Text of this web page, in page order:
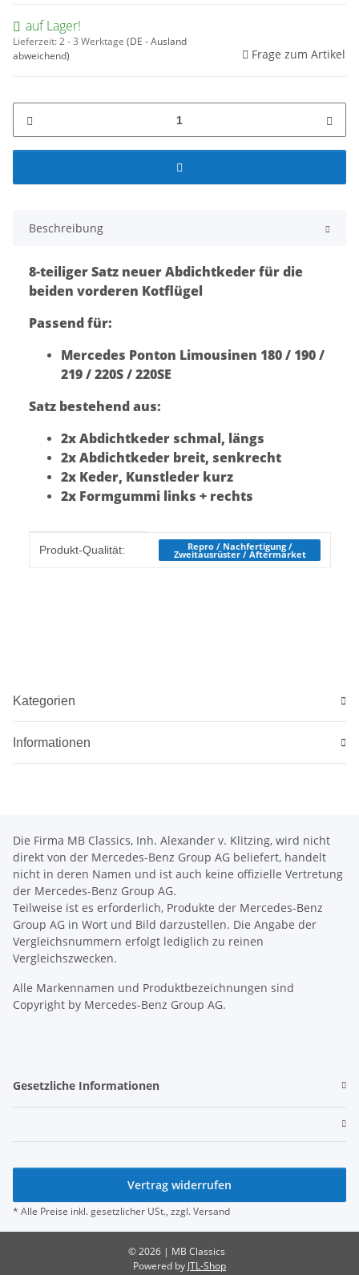
auf Lager!
Lieferzeit:2 - 3 Werktage (DE - Ausland
abweichend)
Frage zum Artikel
Beschreibung
8-teiliger Satz neuer Abdichtkeder für die
beiden vorderen Kotflügel
Passend für:
Mercedes Ponton Limousinen 180 / 190 /
219 / 220S / 220SE
Satz bestehend aus:
2x Abdichtkeder schmal, längs
2x Abdichtkeder breit, senkrecht
2x Keder, Kunstleder kurz
2x Formgummi links + rechts
Produkteigenschaft
Wert
Produkt-Qualität: Repro / Nachfertigung /
Zweitausrüster / Aftermarket
Kategorien
Informationen
Die Firma MB Classics, Inh. Alexander v. Klitzing, wird nicht
direkt von der Mercedes-Benz Group AG beliefert, handelt
nicht in deren Namen und ist auch keine offizielle Vertretung
der Mercedes-Benz Group AG.
Teilweise ist es erforderlich, Produkte der Mercedes-Benz
Group AG in Wort und Bild darzustellen. Die Angabe der
Vergleichsnummern erfolgt lediglich zu reinen
Vergleichszwecken.
Alle Markennamen und Produktbezeichnungen sind
Copyright by Mercedes-Benz Group AG.
Gesetzliche Informationen
Vertrag widerrufen
* Alle Preise inkl. gesetzlicher USt., zzgl.Versand
© 2026 | MB Classics
Powered by JTL-Shop